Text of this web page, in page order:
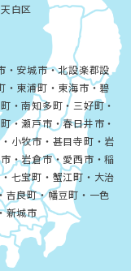
白区
・安城市・北設楽郡設
・東浦町・東海市・碧
・南知多町・三好町・
・瀬戸市・春日井市・
小牧市・甚目寺町・岩
・岩倉市・愛西市・稲
七宝町・蟹江町・大治
吉良町・幡豆町・一色
新城市